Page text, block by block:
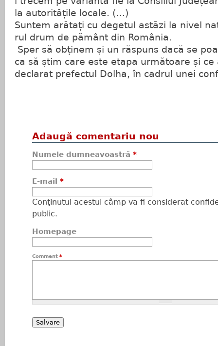
la autoritățile locale. (…)
Suntem arătați cu degetul astăzi la nivel
rul drum de pământ din România.
Sper să obținem și un răspuns dacă se
ca să știm care este etapa următoare și ce
declarat prefectul Dolha, în cadrul unei
Adaugă comentariu nou
Numele dumneavoastră *
E-mail *
Conţinutul acestui câmp va fi considerat
public.
Homepage
Comment *